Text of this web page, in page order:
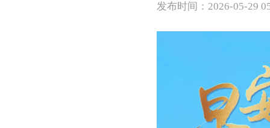
发布时间：2026-05-29